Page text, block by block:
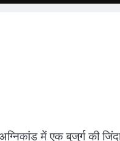
में एक बुजुर्ग की